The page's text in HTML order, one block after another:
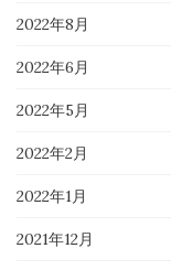
2022年8月
2022年6月
2022年5月
2022年2月
2022年1月
2021年12月